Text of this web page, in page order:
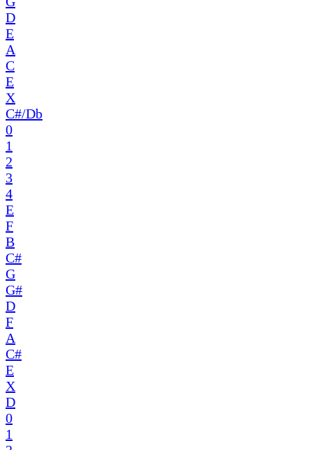
D
E
A
C
E
X
C#/Db
0
1
2
3
4
E
F
B
C#
G
G#
D
F
A
C#
E
X
D
0
1